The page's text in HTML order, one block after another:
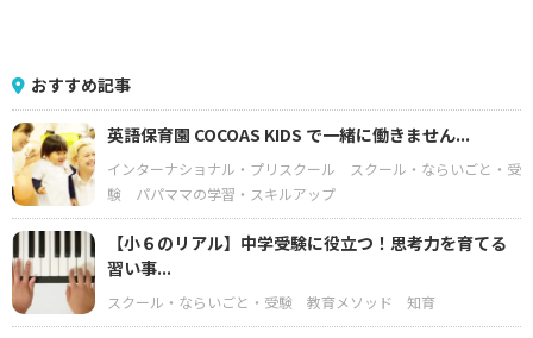
おすすめ記事
英語保育園 COCOAS KIDS で一緒に働きません...
インターナショナル・プリスクール
スクール・ならいごと・受
験
パパママの学習・スキルアップ
【小６のリアル】中学受験に役立つ！思考力を育てる
習い事...
スクール・ならいごと・受験 教育メソッド 知育